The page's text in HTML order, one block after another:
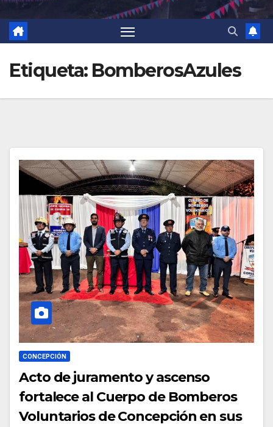
Etiqueta: BomberosAzules
CONCEPCIÓN
Acto de juramento y ascenso
fortalece al Cuerpo de Bomberos
Voluntarios de Concepción en sus